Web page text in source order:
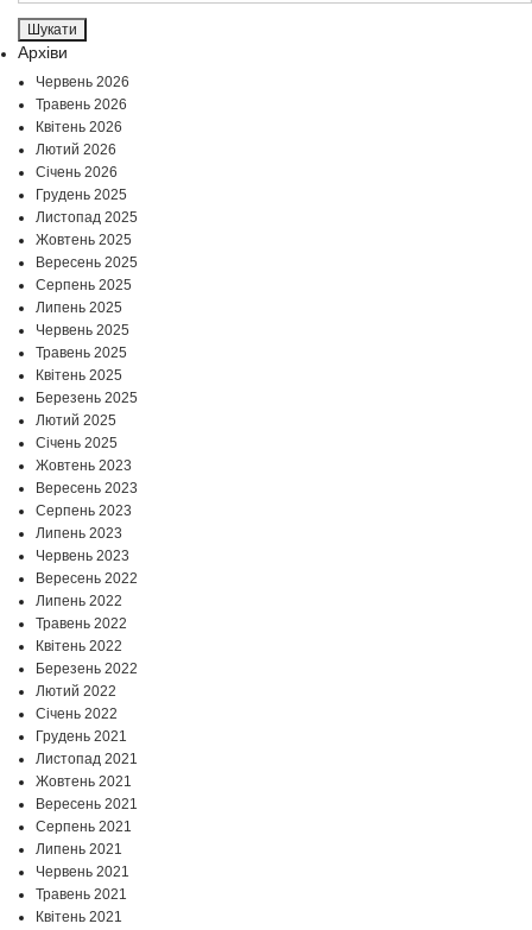
Архіви
Червень 2026
Травень 2026
Квітень 2026
Лютий 2026
Січень 2026
Грудень 2025
Листопад 2025
Жовтень 2025
Вересень 2025
Серпень 2025
Липень 2025
Червень 2025
Травень 2025
Квітень 2025
Березень 2025
Лютий 2025
Січень 2025
Жовтень 2023
Вересень 2023
Серпень 2023
Липень 2023
Червень 2023
Вересень 2022
Липень 2022
Травень 2022
Квітень 2022
Березень 2022
Лютий 2022
Січень 2022
Грудень 2021
Листопад 2021
Жовтень 2021
Вересень 2021
Серпень 2021
Липень 2021
Червень 2021
Травень 2021
Квітень 2021